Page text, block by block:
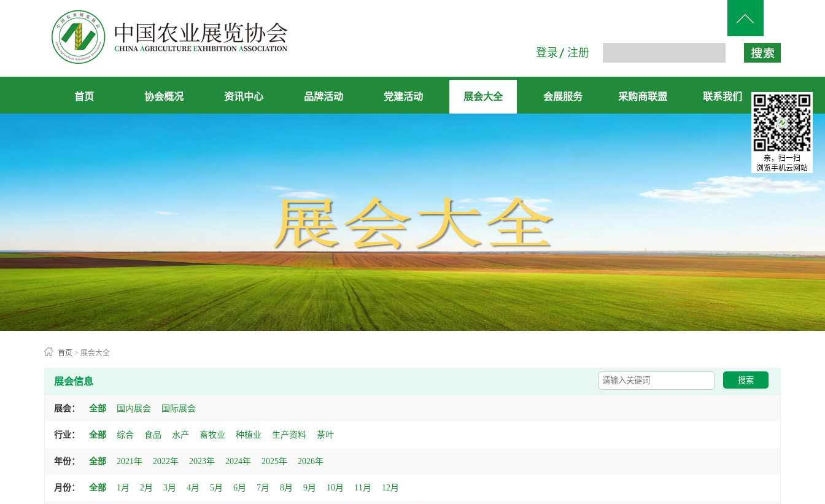
登录 注册
首页 协会概况 资讯中心 品牌活动 党建活动 展会大全 会展服务 采购商联盟 联系我们
首页 > 展会大全
展会信息
展会： 全部 国内展会 国际展会
行业： 全部 综合 食品 水产 畜牧业 种植业 生产资料 茶叶
年份： 全部 2021年 2022年 2023年 2024年 2025年 2026年
月份： 全部 1月 2月 3月 4月 5月 6月 7月 8月 9月 10月 11月 12月
亲，扫一扫
浏览手机云网站